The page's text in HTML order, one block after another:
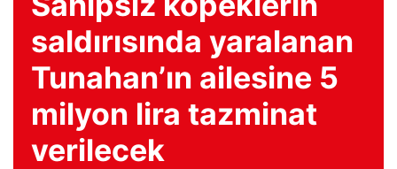
saldırısında yaralanan
Tunahan’ın ailesine 5
milyon lira tazminat
verilecek